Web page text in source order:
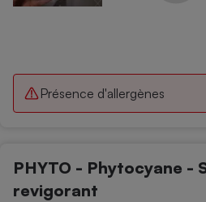
Présence d'allergènes
PHYTO - Phytocyane -
revigorant